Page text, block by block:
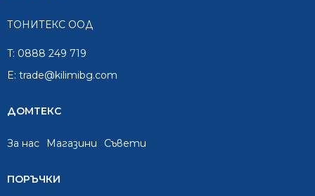
ТОНИТЕКС ООД
T: 0888 249 719
E: trade@kilimibg.com
ДОМТЕКС
За нас Mагазини Съвети
ПОРЪЧКИ